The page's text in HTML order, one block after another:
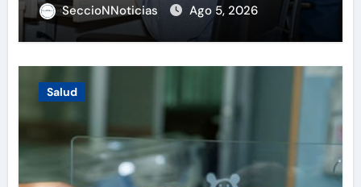
SeccioNNoticias Ago 5, 2026
Salud